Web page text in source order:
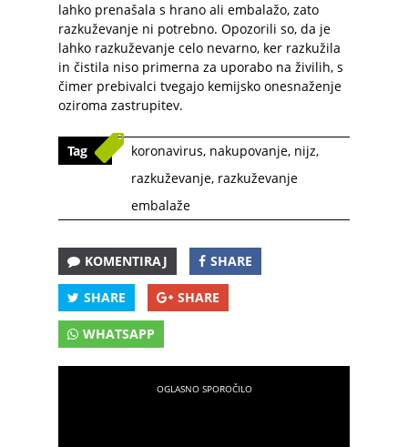
lahko prenašala s hrano ali embalažo, zato
razkuževanje ni potrebno. Opozorili so, da je
lahko razkuževanje celo nevarno, ker razkužila
in čistila niso primerna za uporabo na živilih, s
čimer prebivalci tvegajo kemijsko onesnaženje
oziroma zastrupitev.
Tag koronavirus, nakupovanje, nijz,
razkuževanje, razkuževanje
embalaže
KOMENTIRAJ SHARE
SHARE SHARE
WHATSAPP